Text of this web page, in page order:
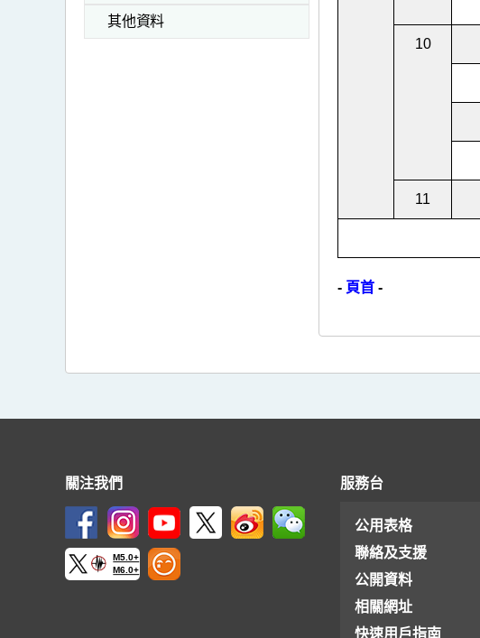
其他資料
10
11
- 頁首 -
關注我們
M5.0+
M6.0+
服務台
公用表格
聯絡及支援
公開資料
相關網址
快速用戶指南